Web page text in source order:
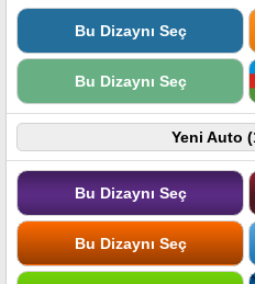
Bu Dizaynı Seç
Bu Dizaynı Seç
Yeni Auto
Bu Dizaynı Seç
Bu Dizaynı Seç